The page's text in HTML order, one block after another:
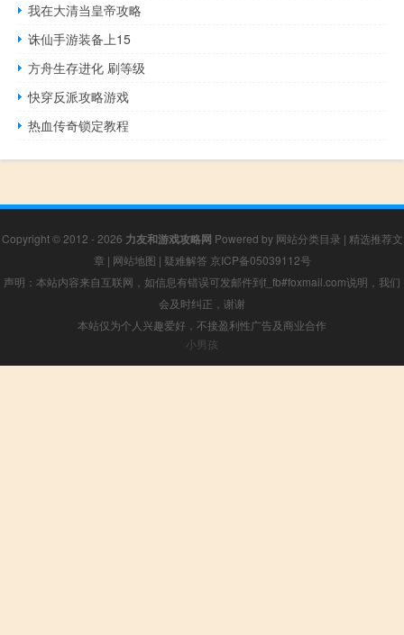
我在大清当皇帝攻略
诛仙手游装备上15
方舟生存进化 刷等级
快穿反派攻略游戏
热血传奇锁定教程
Copyright © 2012 - 2026 力友和游戏攻略网 Powered by 网站分类目录 | 精选推荐文
章 | 网站地图 | 疑难解答 京ICP备05039112号
声明：本站内容来自互联网，如信息有错误可发邮件到f_fb#foxmail.com说明，我们
会及时纠正，谢谢
本站仅为个人兴趣爱好，不接盈利性广告及商业合作
小男孩